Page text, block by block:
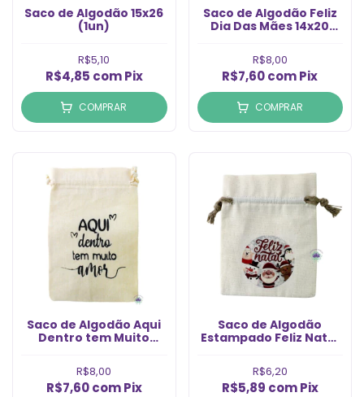
Saco de Algodão 15x26
(1un)
R$5,10
R$4,85 com Pix
COMPRAR
Saco de Algodão Feliz
Dia Das Mães 14x20
R$8,00
R$7,60comPix
COMPRAR
Saco de Algodão Aqui
Dentro tem Muito
R$8,00
R$7,60com Pix
Saco de Algodão
Estampado Feliz Natal
R$6,20
R$5,89 com Pix